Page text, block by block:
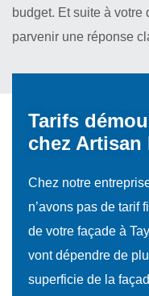
budget. Et suite à
parvenir une réponse
Tarifs
chez Artisan
Chez notre
n’avons pas de tarif
de votre façade à
vont dépendre de
superficie de la